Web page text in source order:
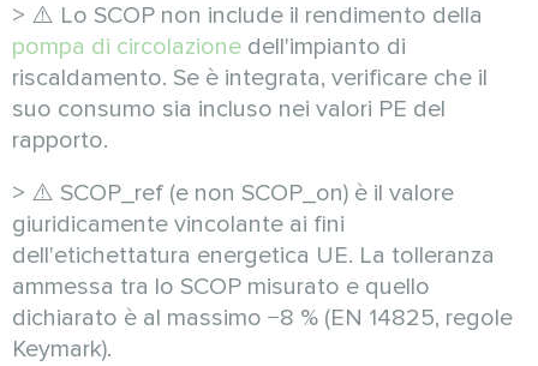
> ⚠️ Lo SCOP non include il rendimento della
pompa di circolazione dell'impianto di
riscaldamento. Se è integrata, verificare che il
suo consumo sia incluso nei valori PE del
rapporto.
> ⚠️ SCOP_ref (e non SCOP_on) è il valore
giuridicamente vincolante ai fini
dell'etichettatura energetica UE. La tolleranza
ammessa tra lo SCOP misurato e quello
dichiarato è al massimo −8 % (EN 14825, regole
Keymark).